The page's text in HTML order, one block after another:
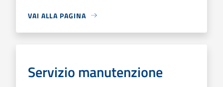
VAI ALLA PAGINA
Servizio manutenzione